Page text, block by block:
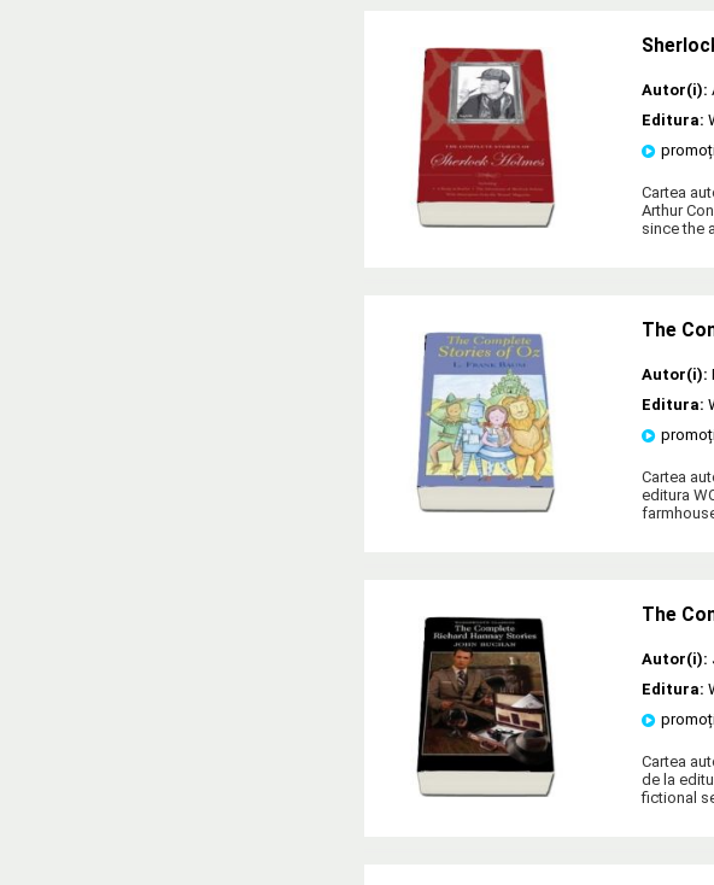
Autor(i):
Editura:
Cartea
Arthur
since the
The
Autor(i):
Editura:
Cartea
editura
The
Autor(i):
Editura:
Cartea
de la
fictional